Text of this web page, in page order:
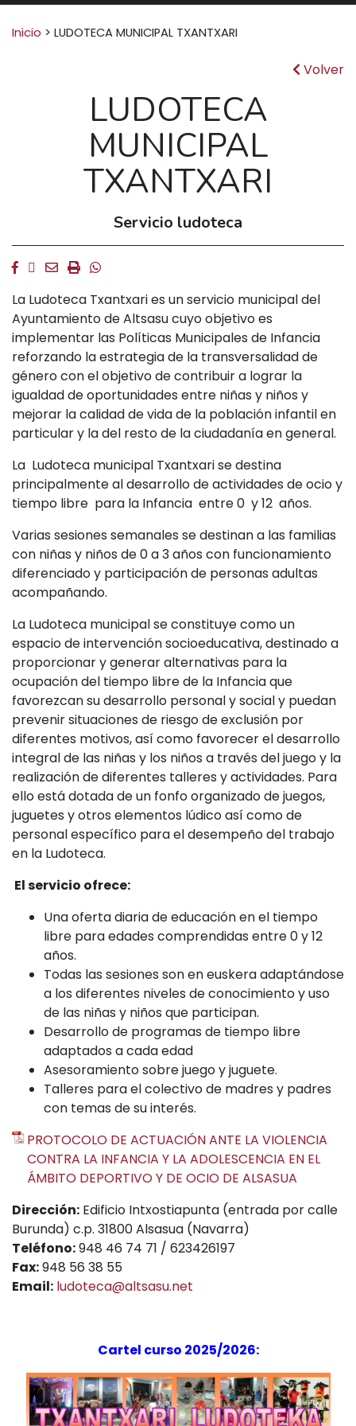
Buscar:
Inicio > LUDOTECA MUNICIPAL TXANTXARI
Volver
LUDOTECA
MUNICIPAL
TXANTXARI
Servicio ludoteca
Facebook
Twitter
EmailImprimirWhatsapp
La Ludoteca Txantxari es un servicio municipal del
Ayuntamiento de Altsasu cuyo objetivo es
implementar las Políticas Municipales de Infancia
reforzando la estrategia de la transversalidad de
género con el objetivo de contribuir a lograr la
igualdad de oportunidades entre niñas y niños y
mejorar la calidad de vida de la población infantil en
particular y la del resto de la ciudadanía en general.
La Ludoteca municipal Txantxari se destina
principalmente al desarrollo de actividades de ocio y
tiempo libre para la Infancia entre 0 y 12 años.
Varias sesiones semanales se destinan a las familias
con niñas y niños de 0 a 3 años con funcionamiento
diferenciado y participación de personas adultas
acompañando.
La Ludoteca municipal se constituye como un
espacio de intervención socioeducativa, destinado a
proporcionar y generar alternativas para la
ocupación del tiempo libre de la Infancia que
favorezcan su desarrollo personal y social y puedan
prevenir situaciones de riesgo de exclusión por
diferentes motivos, así como favorecer el desarrollo
integral de las niñas y los niños a través del juego y la
realización de diferentes talleres y actividades. Para
ello está dotada de un fonfo organizado de juegos,
juguetes y otros elementos lúdico así como de
personal específico para el desempeño del trabajo
en la Ludoteca.
El servicio ofrece:
Una oferta diaria de educación en el tiempo
libre para edades comprendidas entre 0 y 12
años.
Todas las sesiones son en euskera adaptándose
a los diferentes niveles de conocimiento y uso
de las niñas y niños que participan.
Desarrollo de programas de tiempo libre
adaptados a cada edad
Asesoramiento sobre juego y juguete.
Talleres para el colectivo de madres y padres
con temas de su interés.
PROTOCOLO DE ACTUACIÓN ANTE LA VIOLENCIA
CONTRA LA INFANCIA Y LA ADOLESCENCIA EN EL
ÁMBITO DEPORTIVO Y DE OCIO DE ALSASUA
Dirección: Edificio Intxostiapunta (entrada por calle
Burunda) c.p. 31800 Alsasua (Navarra)
Teléfono:948 46 74 71 / 623426197
Fax:948 56 38 55
Email: ludoteca@altsasu.net
Cartel curso 2025/2026: